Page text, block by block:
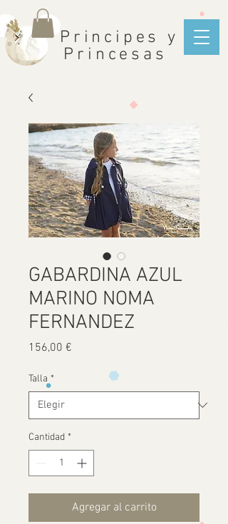
Principes y
Princesas
GABARDINA AZUL
MARINO NOMA
FERNANDEZ
156,00 €
Talla *
Cantidad *
Agregar al carrito